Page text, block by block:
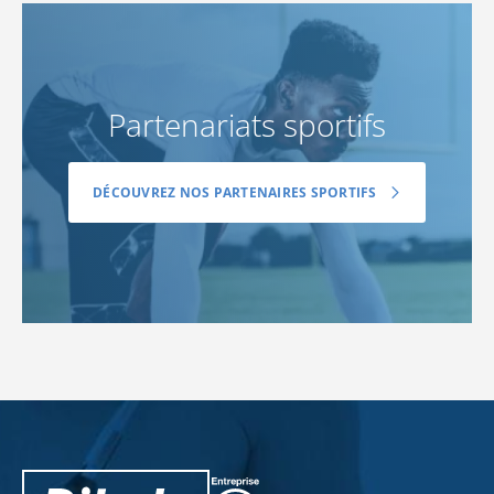
Partenariats sportifs
DÉCOUVREZ NOS PARTENAIRES SPORTIFS
PiLeJe : informations complémentaires